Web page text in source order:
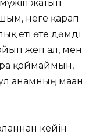
жатып
неге қарап
еті өте дәмді
жеп ал, мен
қоймаймын,
анамның маған
кейін